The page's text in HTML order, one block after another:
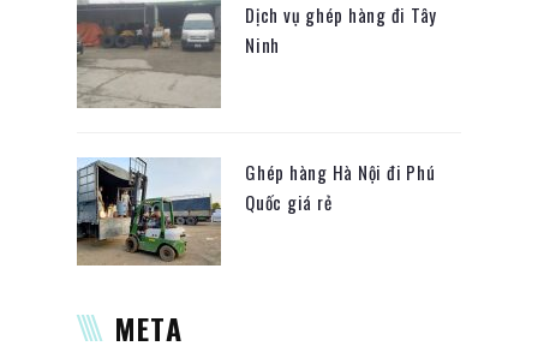
Dịch vụ ghép hàng đi Tây
Ninh
Ghép hàng Hà Nội đi Phú
Quốc giá rẻ
META